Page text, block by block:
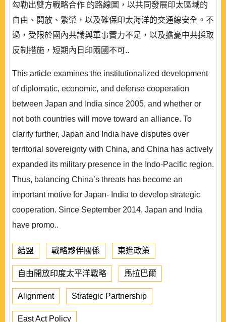
勾勒出雙方戰略合作 的路線圖，以共同發展印太區域的
自由、開放、繁榮，以及確保印太海洋的交通線安全。不
過，受限於國內共識與軍事實力不足，以及擔憂中共採取
反制措施，短期內日印兩國不可..
This article examines the institutionalized development
of diplomatic, economic, and defense cooperation
between Japan and India since 2005, and whether or
not both countries will move toward an alliance. To
clarify further, Japan and India have disputes over
territorial sovereignty with China, and China has actively
expanded its military presence in the Indo-Pacific region.
Thus, balancing China’s threats has become an
important motive for Japan- India to develop strategic
cooperation. Since September 2014, Japan and India
have promo..
結盟 戰略夥伴關係 東進政策
自由開放印度太平洋戰略 馬拉巴爾
Alignment Strategic Partnership
East Act Policy